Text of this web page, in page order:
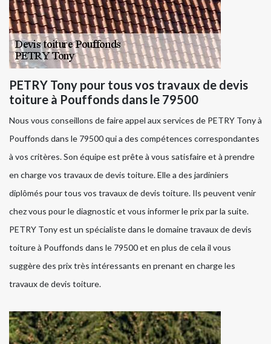
PETRY Tony pour tous vos travaux de devis
toiture à Pouffonds dans le 79500
Nous vous conseillons de faire appel aux services de PETRY Tony à
Pouffonds dans le 79500 qui a des compétences correspondantes
à vos critères. Son équipe est prête à vous satisfaire et à prendre
en charge vos travaux de devis toiture. Elle a des jardiniers
diplômés pour tous vos travaux de devis toiture. Ils peuvent venir
chez vous pour le diagnostic et vous informer le prix par la suite.
PETRY Tony est un spécialiste dans le domaine travaux de devis
toiture à Pouffonds dans le 79500 et en plus de cela il vous
suggère des prix très intéressants en prenant en charge les
travaux de devis toiture.